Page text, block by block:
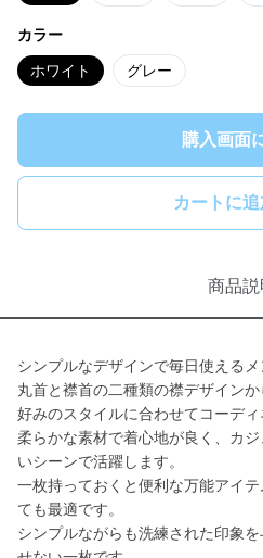
カラー
ホワイト グレー
購入画面
カートに
商品説
シンプルなデザインで毎日使えるメ
丸首と襟首の二種類の襟デザイン
好みのスタイルに合わせてコーディ
柔らかな素材で着心地が良く、カ
いシーンで活躍します。
一枚持っておくと便利な万能アイ
ても最適です。
シンプルながらも洗練された印象